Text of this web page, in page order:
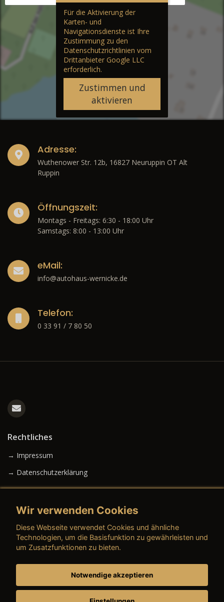
Für die Aktivierung der
Karten- und
Navigationsdienste ist Ihre
Zustimmung zu den
Datenschutzrichtlinien vom
Drittanbieter Google LLC
erforderlich.
Zustimmen und
aktivieren
Adresse:
Wuthenower Str. 12b, 16827 Neuruppin OT Alt
Ruppin
Öffnungszeit:
Montags - Freitags: 6:30 - 18:00 Uhr
Samstags: 8:00 - 13:00 Uhr
eMail:
info@autohaus-wernicke.de
Telefon:
0 33 91 / 7 80 50
Rechtliches
→ Impressum
→ Datenschutzerklärung
→ AGB (Gebrauchtwagen)
→ AGB (Teile & Zubehör)
→ AGB (Dienstleistungen)
Wir verwenden Cookies
Diese Webseite verwendet Cookies und ähnliche
Technologien, um die Basisfunktion zu gewährleisten und
um Zusatzfunktionen zu bieten.
Notwendige akzeptieren